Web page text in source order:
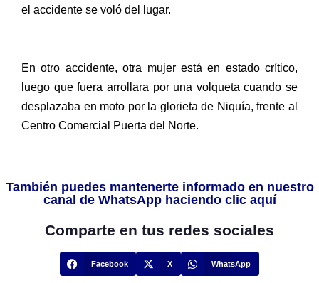
el accidente se voló del lugar.
En otro accidente, otra mujer está en estado crítico,
luego que fuera arrollara por una volqueta cuando se
desplazaba en moto por la glorieta de Niquía, frente al
Centro Comercial Puerta del Norte.
También puedes mantenerte informado en nuestro
canal de WhatsApp haciendo clic aquí
Comparte en tus redes sociales
Facebook X WhatsApp